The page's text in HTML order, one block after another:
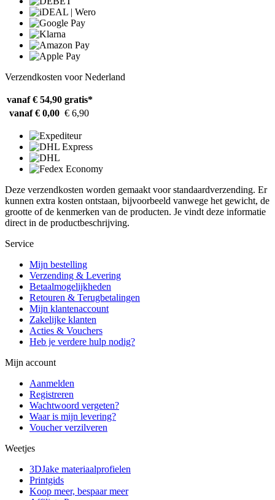
Verzendkosten voor Nederland
vanaf € 54,90 gratis*
vanaf € 0,00 € 6,90
Deze verzendkosten worden gemaakt voor standaardverzending. Er
kunnen extra kosten ontstaan, bijvoorbeeld vanwege het gewicht, de
grootte of de kenmerken van de producten. Je vindt deze informatie
direct in de productbeschrijving.
Service
Mijn bestelling
Verzending & Levering
Betaalmogelijkheden
Retouren & Terugbetalingen
Mijn klantenaccount
Zakelijke klanten
Acties & Vouchers
Heb je verdere hulp nodig?
Mijn account
Aanmelden
Registreren
Wachtwoord vergeten?
Waar is mijn levering?
Voucher verzilveren
Weetjes
3DJake materiaalprofielen
Printgids
Koop meer, bespaar meer